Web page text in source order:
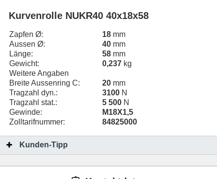
Kurvenrolle NUKR40 40x18x58
Zapfen Ø: 18 mm
Aussen Ø:
40 mm
Länge:
58 mm
Gewicht:
0,237 kg
Weitere Angaben
Breite Aussenring C:
20 mm
Tragzahl dyn.:
3100 N
Tragzahl stat.:
5 500 N
Gewinde:
M18X1,5
Zolltarifnummer:
84825000
Kunden-Tipp